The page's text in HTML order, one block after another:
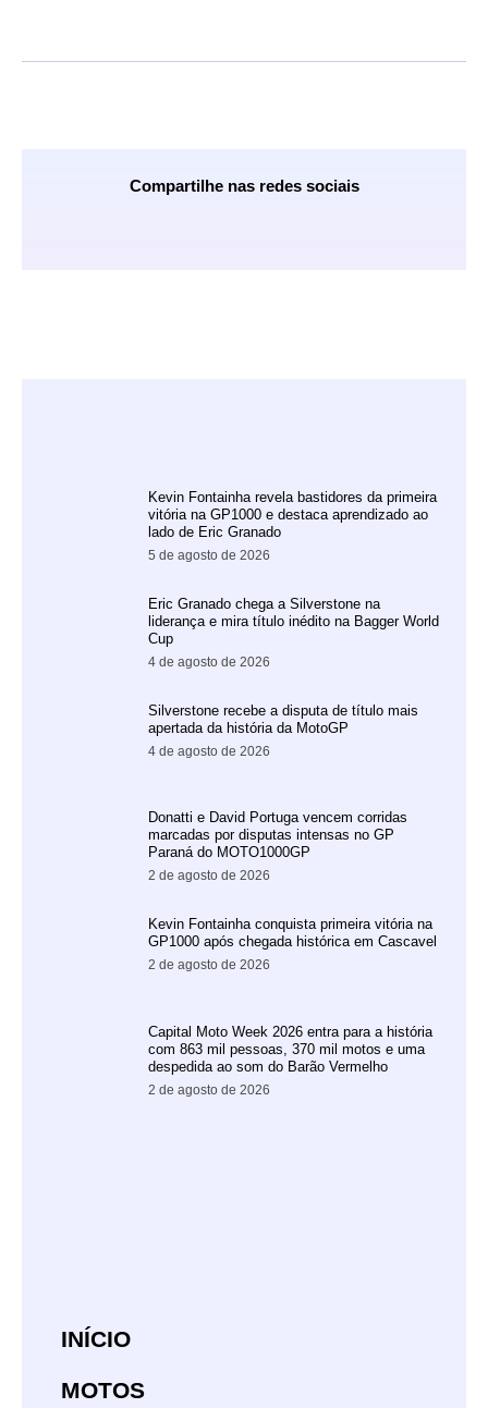
Compartilhe nas redes sociais
Kevin Fontainha revela bastidores da primeira
vitória na GP1000 e destaca aprendizado ao
lado de Eric Granado
5 de agosto de 2026
Eric Granado chega a Silverstone na
liderança e mira título inédito na Bagger World
Cup
4 de agosto de 2026
Silverstone recebe a disputa de título mais
apertada da história da MotoGP
4 de agosto de 2026
Donatti e David Portuga vencem corridas
marcadas por disputas intensas no GP
Paraná do MOTO1000GP
2 de agosto de 2026
Kevin Fontainha conquista primeira vitória na
GP1000 após chegada histórica em Cascavel
2 de agosto de 2026
Capital Moto Week 2026 entra para a história
com 863 mil pessoas, 370 mil motos e uma
despedida ao som do Barão Vermelho
2 de agosto de 2026
INÍCIO
MOTOS